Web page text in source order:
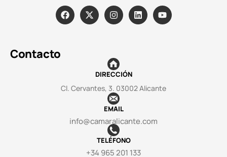
Contacto
DIRECCIÓN
Cl. Cervantes, 3. 03002 Alicante
EMAIL
info@camaralicante.com
TELÉFONO
+34 965 201 133